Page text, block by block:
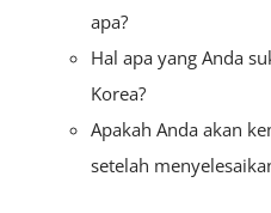
apa?
Hal apa yang Anda
Korea?
Apakah Anda akan
setelah